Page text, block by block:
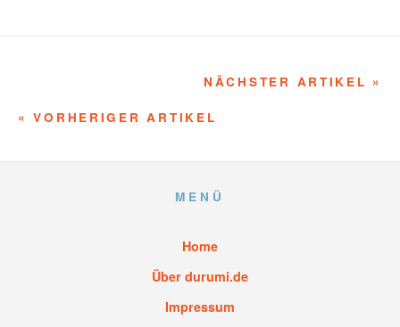
NÄCHSTER ARTIKEL »
« VORHERIGER ARTIKEL
MENÜ
Home
Über durumi.de
Impressum